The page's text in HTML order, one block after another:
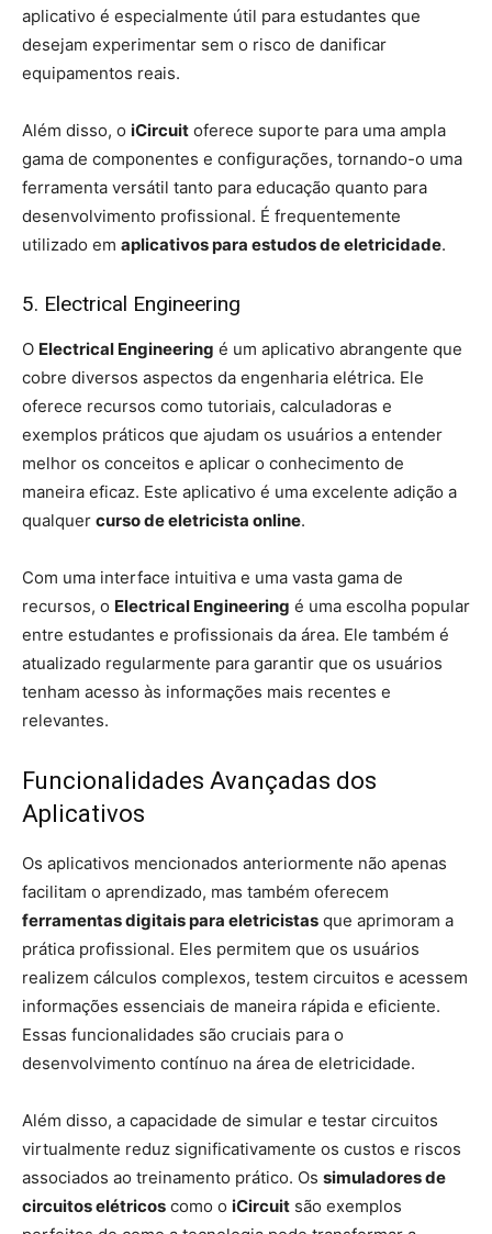
aplicativo é especialmente útil para estudantes que
desejam experimentar sem o risco de danificar
equipamentos reais.
Além disso, o iCircuit oferece suporte para uma ampla
gama de componentes e configurações, tornando-o uma
ferramenta versátil tanto para educação quanto para
desenvolvimento profissional. É frequentemente
utilizado em aplicativos para estudos de eletricidade.
5. Electrical Engineering
O Electrical Engineering é um aplicativo abrangente que
cobre diversos aspectos da engenharia elétrica. Ele
oferece recursos como tutoriais, calculadoras e
exemplos práticos que ajudam os usuários a entender
melhor os conceitos e aplicar o conhecimento de
maneira eficaz. Este aplicativo é uma excelente adição a
qualquer curso de eletricista online.
Com uma interface intuitiva e uma vasta gama de
recursos, o Electrical Engineering é uma escolha popular
entre estudantes e profissionais da área. Ele também é
atualizado regularmente para garantir que os usuários
tenham acesso às informações mais recentes e
relevantes.
Funcionalidades Avançadas dos
Aplicativos
Os aplicativos mencionados anteriormente não apenas
facilitam o aprendizado, mas também oferecem
ferramentas digitais para eletricistas que aprimoram a
prática profissional. Eles permitem que os usuários
realizem cálculos complexos, testem circuitos e acessem
informações essenciais de maneira rápida e eficiente.
Essas funcionalidades são cruciais para o
desenvolvimento contínuo na área de eletricidade.
Além disso, a capacidade de simular e testar circuitos
virtualmente reduz significativamente os custos e riscos
associados ao treinamento prático. Os simuladores de
circuitos elétricos como o iCircuit são exemplos